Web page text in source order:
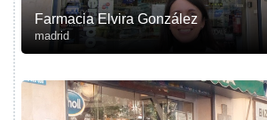
Farmacia Elvira González
madrid